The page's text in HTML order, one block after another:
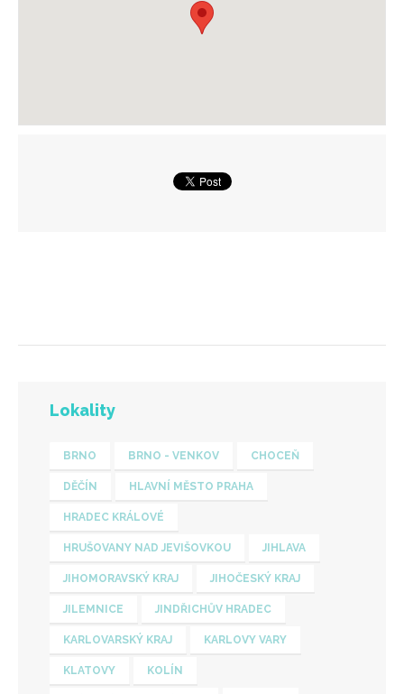
Lokality
BRNO BRNO - VENKOV CHOCEŇ
DĚČÍN HLAVNÍ MĚSTO PRAHA
HRADEC KRÁLOVÉ
HRUŠOVANY NAD JEVIŠOVKOU JIHLAVA
JIHOMORAVSKÝ KRAJ JIHOČESKÝ KRAJ
JILEMNICE JINDŘICHŮV HRADEC
KARLOVARSKÝ KRAJ KARLOVY VARY
KLATOVY KOLÍN